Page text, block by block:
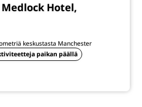
Hotel,
keskustasta Manchester
paikan päällä